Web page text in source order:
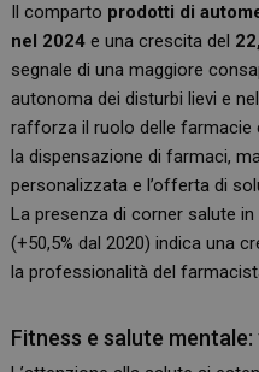
Il comparto prodotti di
nel 2024 e una crescita del
segnale di una maggiore
autonoma dei disturbi lievi e
rafforza il ruolo delle farmacie
la dispensazione di farmaci,
personalizzata e l’offerta di
La presenza di corner salute
(+50,5% dal 2020) indica una
la professionalità del
Fitness e salute